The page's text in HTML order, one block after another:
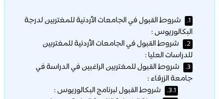
1.
شروط القبول في الجامعات الأردنية للمغتربين لدرجة
البكالوريوس :
2.
شروط القبول في الجامعات الأردنية للمغتربين
للدراسات العليا :
3.
شروط القبول للمغتربين الراغبين في الدراسة في
جامعة الزرقاء :
3.1. شروط القبول لبرنامج البكالوريوس :